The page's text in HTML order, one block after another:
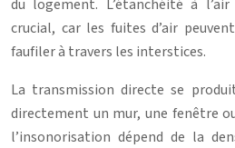
du logement. L’étanchéité à
crucial, car les fuites d’air
faufiler à travers les interstices.
La transmission directe se
directement un mur, une fenêtre
l’insonorisation dépend de la